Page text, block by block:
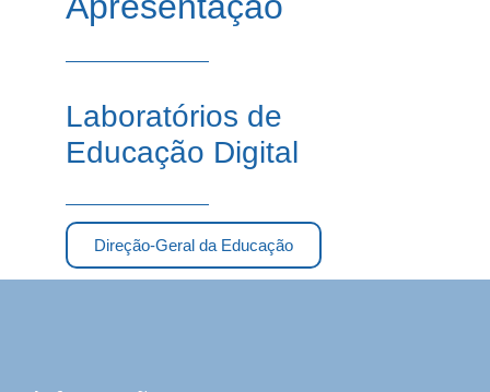
Laboratórios de
Educação Digital
Direção-Geral da Educação